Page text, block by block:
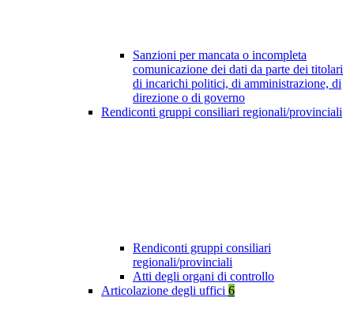
Sanzioni per mancata o incompleta
comunicazione dei dati da parte dei titolari
di incarichi politici, di amministrazione, di
direzione o di governo
Rendiconti gruppi consiliari regionali/provinciali
Rendiconti gruppi consiliari
regionali/provinciali
Atti degli organi di controllo
Articolazione degli uffici 6